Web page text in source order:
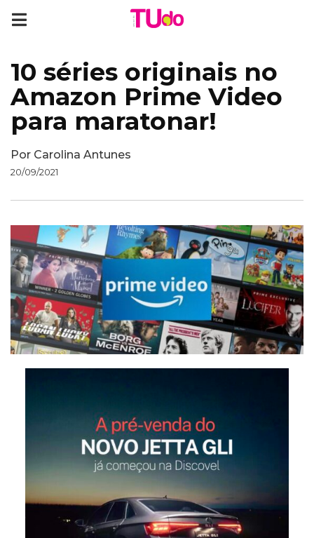
10 séries originais no
Amazon Prime Video
para maratonar!
Por Carolina Antunes
20/09/2021